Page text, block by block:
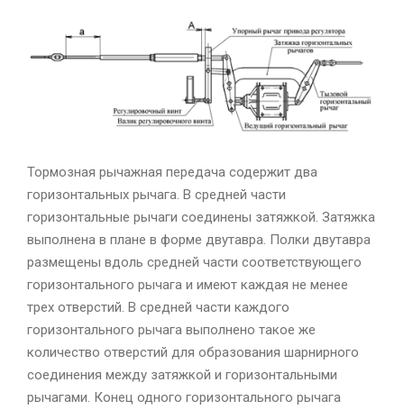
Тормозная рычажная передача содержит два
горизонтальных рычага. В средней части
горизонтальные рычаги соединены затяжкой. Затяжка
выполнена в плане в форме двутавра. Полки двутавра
размещены вдоль средней части соответствующего
горизонтального рычага и имеют каждая не менее
трех отверстий. В средней части каждого
горизонтального рычага выполнено такое же
количество отверстий для образования шарнирного
соединения между затяжкой и горизонтальными
рычагами. Конец одного горизонтального рычага